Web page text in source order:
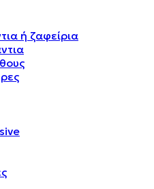
ή ζαφείρια